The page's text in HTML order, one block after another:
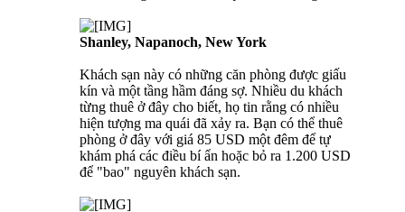
Shanley, Napanoch, New York
Khách sạn này có những căn phòng được giấu
kín và một tầng hầm đáng sợ. Nhiều du khách
từng thuê ở đây cho biết, họ tin rằng có nhiều
hiện tượng ma quái đã xảy ra. Bạn có thể thuê
phòng ở đây với giá 85 USD một đêm để tự
khám phá các điều bí ẩn hoặc bỏ ra 1.200 USD
để "bao" nguyên khách sạn.